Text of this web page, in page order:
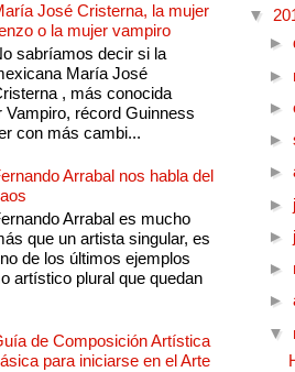
José Cristerna, la mujer
o la mujer vampiro
sabríamos decir si la
María José
, más conocida
Vampiro, récord Guinness
con más cambi...
Arrabal nos habla del
Arrabal es mucho
que un artista singular, es
de los últimos ejemplos
artístico plural que quedan
de Composición Artística
para iniciarse en el Arte
▼
►
►
►
►
►
►
►
►
►
▼